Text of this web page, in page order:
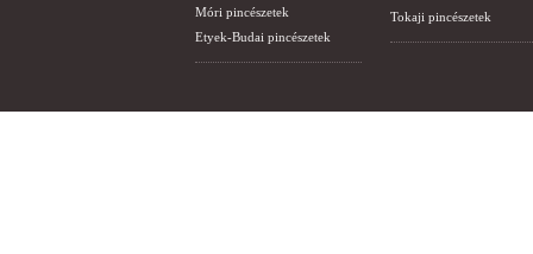
Móri pincészetek
Etyek-Budai pincészetek
Tokaji pincészetek